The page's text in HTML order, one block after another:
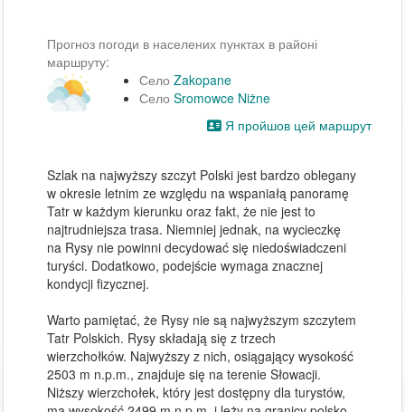
Прогноз погоди в населених пунктах в районі
маршруту:
Село Zakopane
Село Sromowce Niżne
Я пройшов цей маршрут
Szlak na najwyższy szczyt Polski jest bardzo oblegany
w okresie letnim ze względu na wspaniałą panoramę
Tatr w każdym kierunku oraz fakt, że nie jest to
najtrudniejsza trasa. Niemniej jednak, na wycieczkę
na Rysy nie powinni decydować się niedoświadczeni
turyści. Dodatkowo, podejście wymaga znacznej
kondycji fizycznej.
Warto pamiętać, że Rysy nie są najwyższym szczytem
Tatr Polskich. Rysy składają się z trzech
wierzchołków. Najwyższy z nich, osiągający wysokość
2503 m n.p.m., znajduje się na terenie Słowacji.
Niższy wierzchołek, który jest dostępny dla turystów,